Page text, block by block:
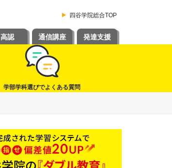
四谷学院総合TOP
高認 通信講座 発達支援
学部学科選びでよくある質問